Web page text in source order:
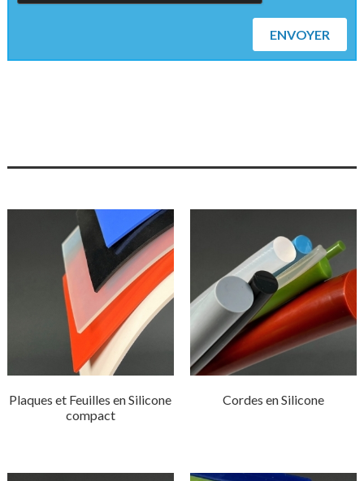
ENVOYER
Plaques et Feuilles en Silicone
compact
Cordes en Silicone